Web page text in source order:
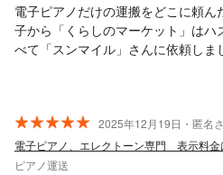
電子ピアノだけの運搬をどこに頼ん
子から「くらしのマーケット」はハ
べて「スンマイル」さんに依頼しま
2025年12月19日・匿名
ピアノ運送